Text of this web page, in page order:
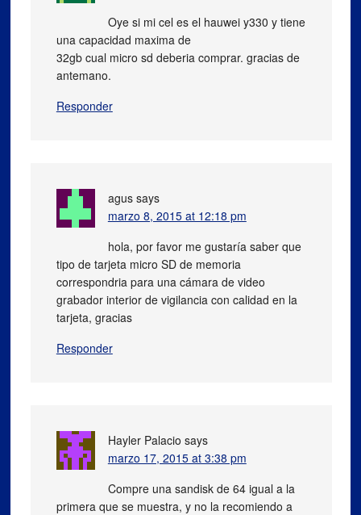
Oye si mi cel es el hauwei y330 y tiene
una capacidad maxima de
32gb cual micro sd deberia comprar. gracias de
antemano.
Responder
agus says
marzo 8, 2015 at 12:18 pm
hola, por favor me gustaría saber que
tipo de tarjeta micro SD de memoria
correspondria para una cámara de video
grabador interior de vigilancia con calidad en la
tarjeta, gracias
Responder
Hayler Palacio says
marzo 17, 2015 at 3:38 pm
Compre una sandisk de 64 igual a la
primera que se muestra, y no la recomiendo a